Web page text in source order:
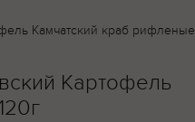
Камчатский краб рифленые
Картофель